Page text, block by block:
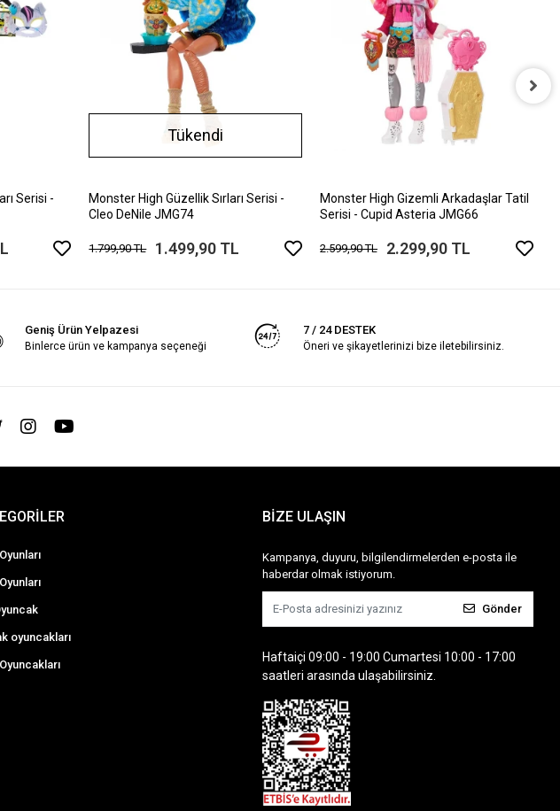
Serisi -
Tükendi
Monster High Güzellik Sırları Serisi -
Cleo DeNile JMG74
1.799,90 TL 1.499,90 TL
Monster High Gizemli Arkadaşlar Tatil
Serisi - Cupid Asteria JMG66
2.599,90 TL 2.299,90 TL
Geniş Ürün Yelpazesi
Binlerce ürün ve kampanya seçeneği
7 / 24 DESTEK
Öneri ve şikayetlerinizi bize iletebilirsiniz.
oyuncakları
BİZE ULAŞIN
Kampanya, duyuru, bilgilendirmelerden e-posta ile
haberdar olmak istiyorum.
Gönder
Haftaiçi 09:00 - 19:00 Cumartesi 10:00 - 17:00
saatleri arasında ulaşabilirsiniz.